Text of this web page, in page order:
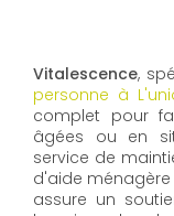
Vitalescence,
personne à
complet pour
âgées ou en
service de
d'aide
assure un